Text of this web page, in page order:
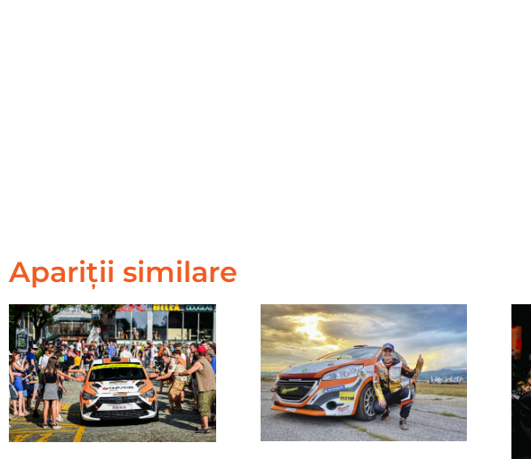
Apariții similare